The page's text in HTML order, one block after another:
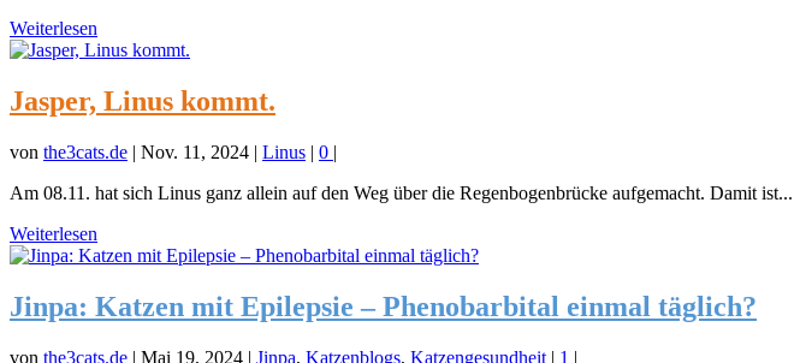
Weiterlesen
Jasper, Linus kommt.
von the3cats.de | Nov. 11, 2024 | Linus | 0 |
Am 08.11. hat sich Linus ganz allein auf den Weg über die Regenbogenbrücke aufgemacht. Damit ist...
Weiterlesen
Jinpa: Katzen mit Epilepsie – Phenobarbital einmal täglich?
von the3cats.de | Mai 19, 2024 | Jinpa, Katzenblogs, Katzengesundheit | 1 |